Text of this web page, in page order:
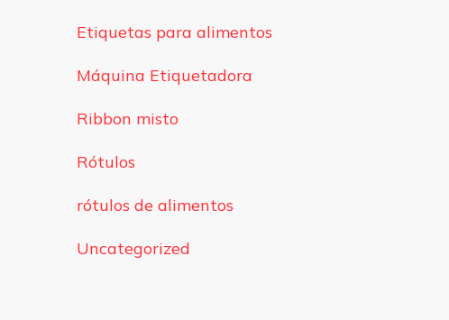
Etiquetas para alimentos
Máquina Etiquetadora
Ribbon misto
Rótulos
rótulos de alimentos
Uncategorized